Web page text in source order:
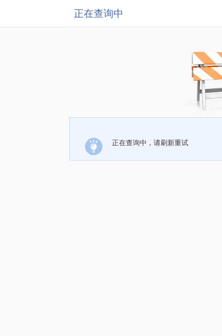
正在查询中
正在查询中，请刷新重试